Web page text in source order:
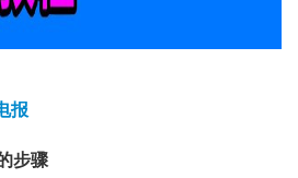
报
步骤